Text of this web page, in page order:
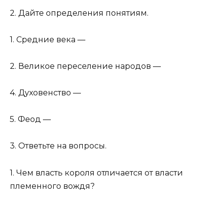
2. Дайте определения понятиям.
1. Средние века —
2. Великое переселение народов —
4. Духовенство —
5. Феод —
3. Ответьте на вопросы.
1. Чем власть короля отличается от власти
племенного вождя?